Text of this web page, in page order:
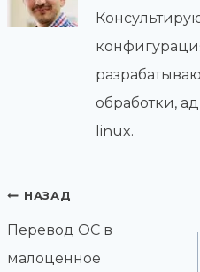
обработки,
linux.
Навигация
по
записям
НАЗАД
Перевод ОС в
малоценное